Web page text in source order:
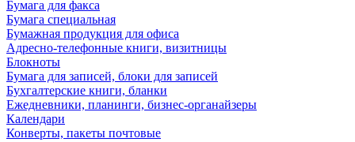
Бумага для факса
Бумага специальная
Бумажная продукция для офиса
Адресно-телефонные книги, визитницы
Блокноты
Бумага для записей, блоки для записей
Бухгалтерские книги, бланки
Ежедневники, планинги, бизнес-органайзеры
Календари
Конверты, пакеты почтовые